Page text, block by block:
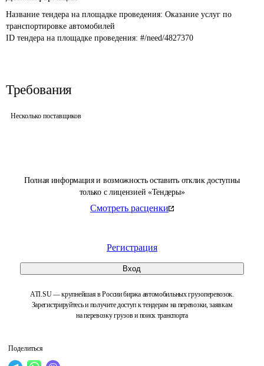
Полная информация и возможность оставить отклик доступны
только с лицензией «Тендеры»
Смотреть расценки
Регистрация
Вход
ATI.SU — крупнейшая в России биржа автомобильных грузоперевозок.
Зарегистрируйтесь и получите доступ к тендерам на перевозки, заявкам
на перевозку грузов и поиск транспорта
Поделиться
Название тендера на площадке проведения: Оказание услуг по
транспортировке автомобилей
ID тендера на площадке проведения: #/need/4827370
Требования
Несколько поставщиков